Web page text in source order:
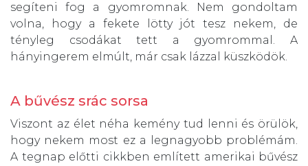
segíteni fog a gyomromnak. Nem gondoltam
volna, hogy a fekete lötty jót tesz nekem, de
tényleg csodákat tett a gyomrommal. A
hányingerem elmúlt, már csak lázzal küszködök.
A bűvész srác sorsa
Viszont az élet néha kemény tud lenni és örülök,
hogy nekem most ez a legnagyobb problémám.
A tegnap előtti cikkben említett amerikai bűvész